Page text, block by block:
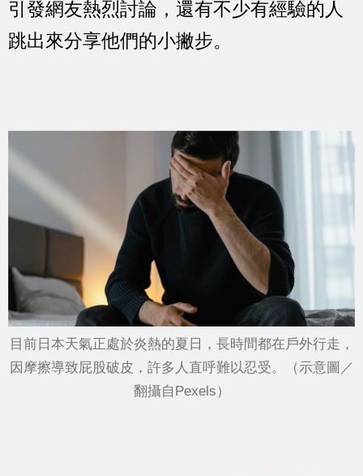
引發網友熱烈討論，還有不少有經驗的人
跳出來分享他們的小撇步。
目前日本天氣正處於炎熱的夏日，長時間都在戶外行走，
因摩擦導致屁股破皮，許多人直呼難以忍受。（示意圖／
翻攝自Pexels）